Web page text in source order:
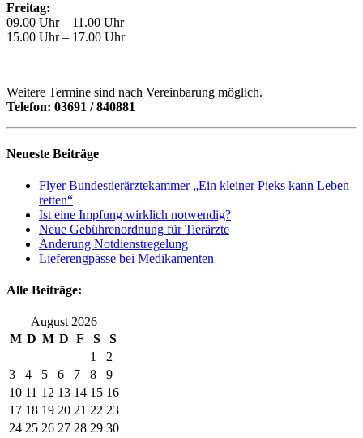
Freitag:
09.00 Uhr – 11.00 Uhr
15.00 Uhr – 17.00 Uhr
Weitere Termine sind nach Vereinbarung möglich.
Telefon: 03691 / 840881
Neueste Beiträge
Flyer Bundestierärztekammer „Ein kleiner Pieks kann Leben
retten“
Ist eine Impfung wirklich notwendig?
Neue Gebührenordnung für Tierärzte
Änderung Notdienstregelung
Lieferengpässe bei Medikamenten
Alle Beiträge:
August 2026
M D M D F S
S
1
2
3
4 5 6 7 8
9
10 11 12 13 14 15 16
17 18 19 20 21 22 23
24 25 26 27 28 29 30